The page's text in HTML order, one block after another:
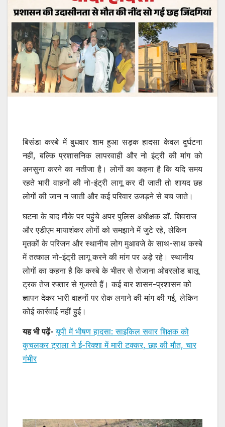
बिसंडा कस्बे में बुधवार शाम हुआ सड़क हादसा केवल दुर्घटना
नहीं, बल्कि प्रशासनिक लापरवाही और नो इंट्री की मांग को
अनसुना करने का नतीजा है। लोगों का कहना है कि यदि समय
रहते भारी वाहनों की नो-इंट्री लागू कर दी जाती तो शायद छह
लोगों की जान न जाती और कई परिवार उजड़ने से बच जाते।
घटना के बाद मौके पर पहुंचे अपर पुलिस अधीक्षक डॉ. शिवराज
और एडीएम मायाशंकर लोगों को समझाने में जुटे रहे, लेकिन
मृतकों के परिजन और स्थानीय लोग मुआवजे के साथ-साथ कस्बे
में तत्काल नो-इंट्री लागू करने की मांग पर अड़े रहे। स्थानीय
लोगों का कहना है कि कस्बे के भीतर से रोजाना ओवरलोड बालू
ट्रक तेज रफ्तार से गुजरते हैं। कई बार शासन-प्रशासन को
ज्ञापन देकर भारी वाहनों पर रोक लगाने की मांग की गई, लेकिन
कोई कार्रवाई नहीं हुई।
यह भी पढ़ें-यूपी में भीषण हादसा: साइकिल सवार शिक्षक को
कुचलकर ट्राला ने ई-रिक्शा में मारी टक्कर, छह की मौत, चार
गंभीर